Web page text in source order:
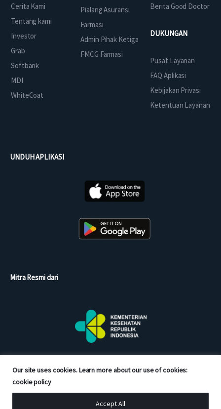
Our site uses cookies. Learn more about our use of cookies:
cookie policy
Accept All
Cerita Kami
Tentang kami
Investor
Grab
Softbank
MDI
WhiteCoat
Pialang Asuransi
Farmasi
Admin Pihak Ketiga
FMCG Farmasi
Berita Good Doctor
DUKUNGAN
Pusat Layanan
FAQ Aplikasi
Kebijakan Privasi
Ketentuan Layanan
UNDUH APLIKASI
Mitra Resmi dari